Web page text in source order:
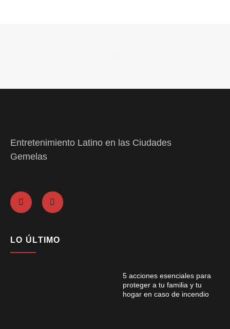
Entretenimiento Latino en las Ciudades
Gemelas
LO ÚLTIMO
5 acciones esenciales para
proteger a tu familia y tu
hogar en caso de incendio